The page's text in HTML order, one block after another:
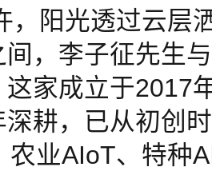
，阳光透过云层
，李子征先生
家成立于2017
耕，已从初创
农业AIoT、特种